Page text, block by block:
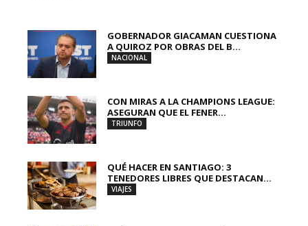
GOBERNADOR GIACAMAN CUESTIONA
A QUIROZ POR OBRAS DEL B...
NACIONAL
CON MIRAS A LA CHAMPIONS LEAGUE:
ASEGURAN QUE EL FENER...
TRIUNFO
QUÉ HACER EN SANTIAGO: 3
TENEDORES LIBRES QUE DESTACAN...
VIAJES